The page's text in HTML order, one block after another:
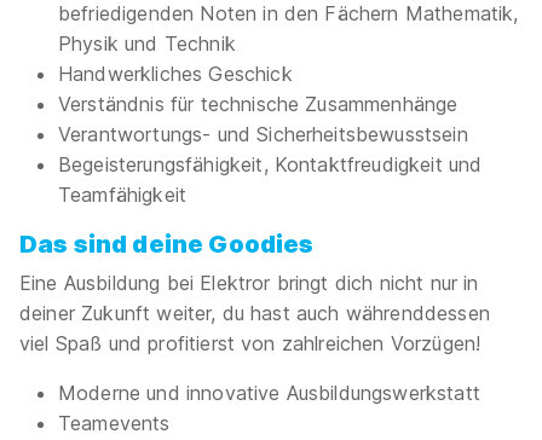
befriedigenden Noten in den Fächern Mathematik,
Physik und Technik
Handwerkliches Geschick
Verständnis für technische Zusammenhänge
Verantwortungs- und Sicherheitsbewusstsein
Begeisterungsfähigkeit, Kontaktfreudigkeit und
Teamfähigkeit
Das sind deine Goodies
Eine Ausbildung bei Elektror bringt dich nicht nur in
deiner Zukunft weiter, du hast auch währenddessen
viel Spaß und profitierst von zahlreichen Vorzügen!
Moderne und innovative Ausbildungswerkstatt
Teamevents